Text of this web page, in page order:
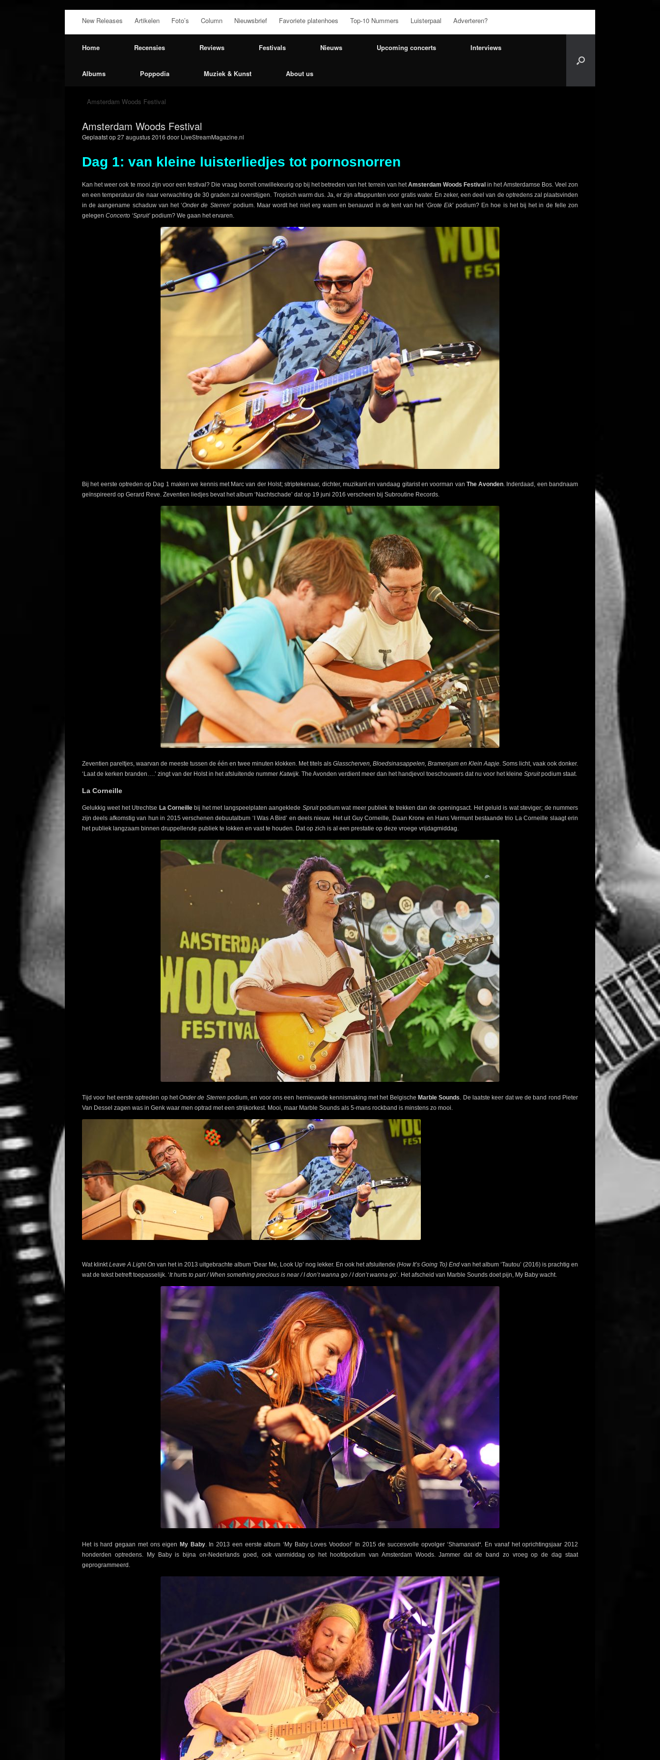
de
New Releases Artikelen Foto’s Column Nieuwsbrief Favoriete platenhoes Top-10 Nummers Luisterpaal Adverteren?
Home Recensies Reviews Festivals Nieuws Upcoming concerts Interviews
Albums Poppodia Muziek & Kunst About us
Amsterdam Woods Festival
Amsterdam Woods Festival
Geplaatst op27 augustus 2016 door LiveStreamMagazine.nl
Dag 1: van kleine luisterliedjes tot pornosnorren
Kan het weer ook te mooi zijn voor een festival? Die vraag borrelt onwillekeurig op bij het betreden van het terrein van het Amsterdam Woods Festival in het Amsterdamse Bos. Veel zon
en een temperatuur die naar verwachting de 30 graden zal overstijgen. Tropisch warm dus. Ja, er zijn aftappunten voor gratis water. En zeker, een deel van de optredens zal plaatsvinden
in de aangename schaduw van het ‘Onder de Sterren’podium. Maar wordt het niet erg warm en benauwd in de tent van het ‘Grote Eik’ podium? En hoe is het bij het in de felle zon
gelegen Concerto ‘Spruit’ podium? We gaan het ervaren.
Bij het eerste optreden op Dag 1 maken we kennis met Marc van der Holst; striptekenaar, dichter, muzikant en vandaag gitarist en voorman van The Avonden. Inderdaad, een bandnaam
geïnspireerd op Gerard Reve. Zeventien liedjes bevat het album ‘Nachtschade’ dat op 19 juni 2016 verscheen bij Subroutine Records.
Zeventien pareltjes, waarvan de meeste tussen de één en twee minuten klokken. Met titels als Glasscherven, Bloedsinasappelen, Bramenjam en Klein Aapje. Soms licht, vaak ook donker.
‘Laat de kerken branden….’ zingt van der Holst in het afsluitende nummer Katwijk. The Avonden verdient meer dan het handjevol toeschouwers dat nu voor het kleine Spruitpodium staat.
La Corneille
Gelukkig weet het Utrechtse La Corneille bij het met langspeelplaten aangeklede Spruitpodium wat meer publiek te trekken dan de openingsact. Het geluid is wat steviger; de nummers
zijn deels afkomstig van hun in 2015 verschenen debuutalbum ‘I Was A Bird’ en deels nieuw. Het uit Guy Corneille, Daan Krone en Hans Vermunt bestaande trio La Corneille slaagt erin
het publiek langzaam binnen druppellende publiek te lokken en vast te houden. Dat op zich is al een prestatie op deze vroege vrijdagmiddag.
Tijd voor het eerste optreden op hetOnder de Sterren podium, en voor ons een hernieuwde kennismaking met het Belgische Marble Sounds. De laatste keer dat we de band rond Pieter
Van Dessel zagen was in Genk waar men optrad met een strijkorkest. Mooi, maar Marble Sounds als 5-mans rockband is minstens zo mooi.
Wat klinkt Leave A Light On van het in 2013 uitgebrachte album ‘Dear Me, Look Up’ nog lekker. En ook het afsluitende (How It’s Going To) End van het album ‘Tautou’ (2016) is prachtig en
wat de tekst betreft toepasselijk. ‘It hurts to part / When something precious is near / I don’t wanna go / I don’t wanna go’. Het afscheid van Marble Sounds doet pijn, My Baby wacht.
Het is hard gegaan met ons eigen My Baby. In 2013 een eerste album ‘My Baby Loves Voodoo!’ In 2015 de succesvolle opvolger ‘Shamanaid‘. En vanaf het oprichtingsjaar 2012
honderden optredens. My Baby is bijna on-Nederlands goed, ook vanmiddag op het hoofdpodium van Amsterdam Woods. Jammer dat de band zo vroeg op de dag staat
geprogrammeerd.